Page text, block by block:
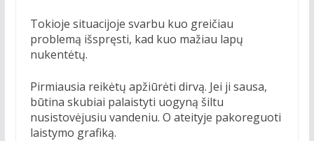
Tokioje situacijoje svarbu kuo greičiau
problemą išspręsti, kad kuo mažiau lapų
nukentėtų.
Pirmiausia reikėtų apžiūrėti dirvą. Jei ji sausa,
būtina skubiai palaistyti uogyną šiltu
nusistovėjusiu vandeniu. O ateityje pakoreguoti
laistymo grafiką.